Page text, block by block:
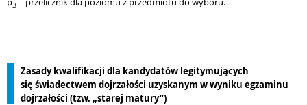
3
Zasady kwalifikacji dla kandydatów legitymujących
się świadectwem dojrzałości uzyskanym w wyniku egzaminu
dojrzałości (tzw. „starej matury”)